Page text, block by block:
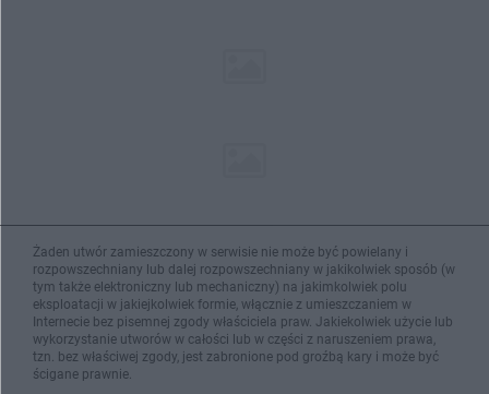
Żaden utwór zamieszczony w serwisie nie może być powielany i
rozpowszechniany lub dalej rozpowszechniany w jakikolwiek sposób (w
tym także elektroniczny lub mechaniczny) na jakimkolwiek polu
eksploatacji w jakiejkolwiek formie, włącznie z umieszczaniem w
Internecie bez pisemnej zgody właściciela praw. Jakiekolwiek użycie lub
wykorzystanie utworów w całości lub w części z naruszeniem prawa,
tzn. bez właściwej zgody, jest zabronione pod groźbą kary i może być
ścigane prawnie.